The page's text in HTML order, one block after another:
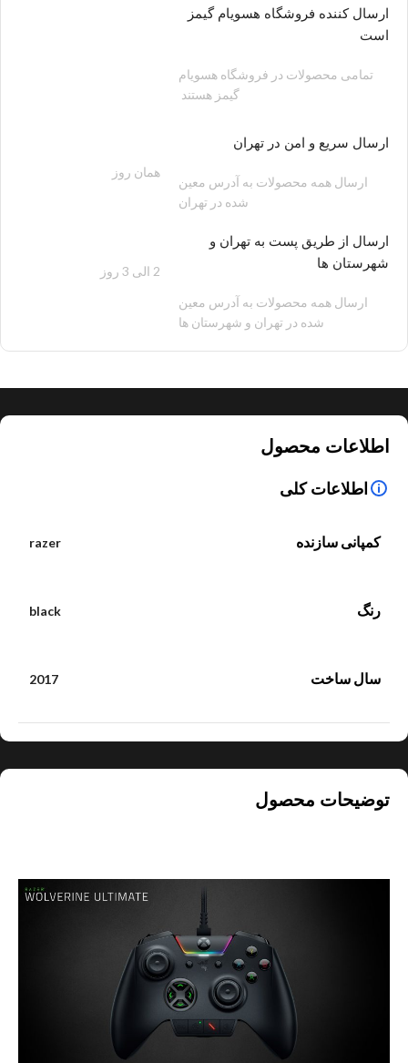
ارسال کننده فروشگاه هسویام گیمز
است
تمامی محصولات در فروشگاه هسویام
گیمز هستند
ارسال سریع و امن در تهران
ارسال همه محصولات به آدرس معین
شده در تهران
همان روز
ارسال از طریق پست به تهران و
شهرستان ها
ارسال همه محصولات به آدرس معین
شده در تهران و شهرستان ها
2 الی 3 روز
توضیحات محصول
اطلاعات محصول
اطلاعات کلی
کمپانی سازنده razer
رنگ black
سال ساخت 2017